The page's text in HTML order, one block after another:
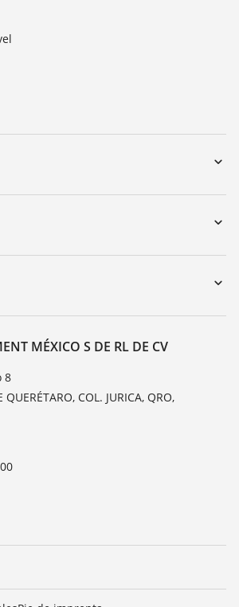
de serie
MÉXICO S DE RL DE CV
8
COL. JURICA, QRO,